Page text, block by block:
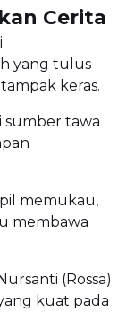
Cerita
yang tulus
keras.
sumber tawa
memukau,
membawa
(Rossa)
kuat pada